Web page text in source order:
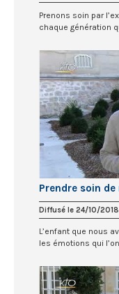
Prenons soin par
chaque génération
Prendre soin
Diffusé le 24/10/2018
L’enfant que nous
les émotions qui